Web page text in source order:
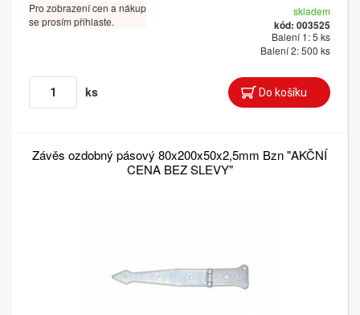
Pro zobrazení cen a nákup
se prosím přihlaste.
skladem
kód: 003525
Balení 1: 5 ks
Balení 2: 500 ks
ks
Závěs ozdobný pásový 80x200x50x2,5mm Bzn "AKČNÍ
CENA BEZ SLEVY"